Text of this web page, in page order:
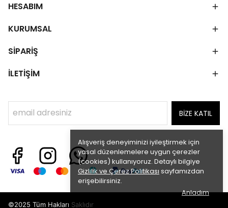
Alışveriş deneyiminizi iyileştirmek için
yasal düzenlemelere uygun çerezler
(cookies) kullanıyoruz. Detaylı bilgiye
Gizlilik ve Çerez Politikası sayfamızdan
erişebilirsiniz.
Anladım
HESABIM
KURUMSAL
SİPARİŞ
İLETİŞİM
BİZE KATIL
©2025 Tüm Hakları Saklıdır